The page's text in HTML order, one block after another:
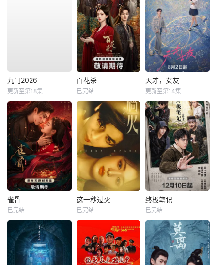
九门2026
更新至第18集
百花杀
已完结
天才，女友
更新至第14集
雀骨
已完结
这一秒过火
已完结
终极笔记
已完结